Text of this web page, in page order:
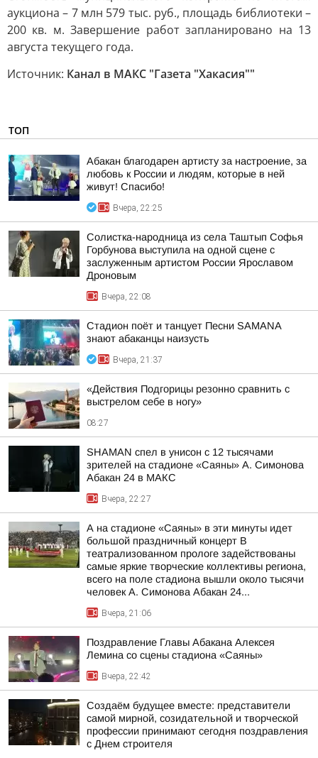
аукциона – 7 млн 579 тыс. руб., площадь библиотеки –
200 кв. м. Завершение работ запланировано на 13
августа текущего года.
Источник: Канал в МАКС "Газета "Хакасия""
ТОП
Абакан благодарен артисту за настроение, за
любовь к России и людям, которые в ней
живут! Спасибо!
Вчера, 22:25
Солистка-народница из села Таштып Софья
Горбунова выступила на одной сцене с
заслуженным артистом России Ярославом
Дроновым
Вчера, 22:08
Стадион поёт и танцует Песни SAMANA
знают абаканцы наизусть
Вчера, 21:37
«Действия Подгорицы резонно сравнить с
выстрелом себе в ногу»
08:27
SHAMAN спел в унисон с 12 тысячами
зрителей на стадионе «Саяны» А. Симонова
Абакан 24 в МАКС
Вчера, 22:27
А на стадионе «Саяны» в эти минуты идет
большой праздничный концерт В
театрализованном прологе задействованы
самые яркие творческие коллективы региона,
всего на поле стадиона вышли около тысячи
человек А. Симонова Абакан 24...
Вчера, 21:06
Поздравление Главы Абакана Алексея
Лемина со сцены стадиона «Саяны»
Вчера, 22:42
Создаём будущее вместе: представители
самой мирной, созидательной и творческой
профессии принимают сегодня поздравления
с Днем строителя